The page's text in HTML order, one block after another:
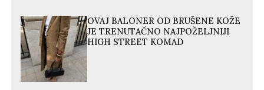
OVAJ BALONER OD BRUŠENE KOŽE
JE TRENUTAČNO NAJPOŽELJNIJI
HIGH STREET KOMAD